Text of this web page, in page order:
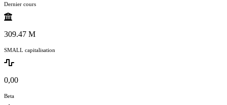
Dernier cours
309.47 M
SMALL capitalisation
0,00
Beta